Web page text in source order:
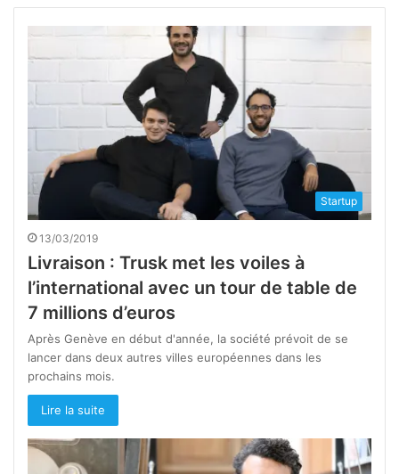
Startup
13/03/2019
Livraison : Trusk met les voiles à
l’international avec un tour de table de
7 millions d’euros
Après Genève en début d'année, la société prévoit de se
lancer dans deux autres villes européennes dans les
prochains mois.
Lire la suite